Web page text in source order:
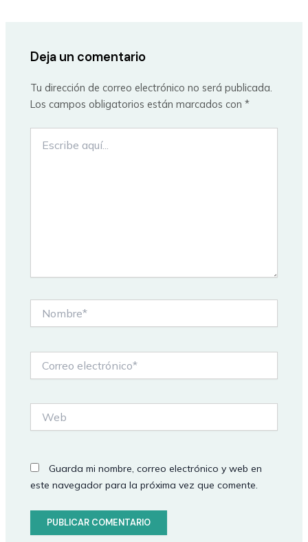
Deja un comentario
Tu dirección de correo electrónico no será publicada.
Los campos obligatorios están marcados con*
aquí...
electrónico*
Guarda mi nombre, correo electrónico y web en
este navegador para la próxima vez que comente.